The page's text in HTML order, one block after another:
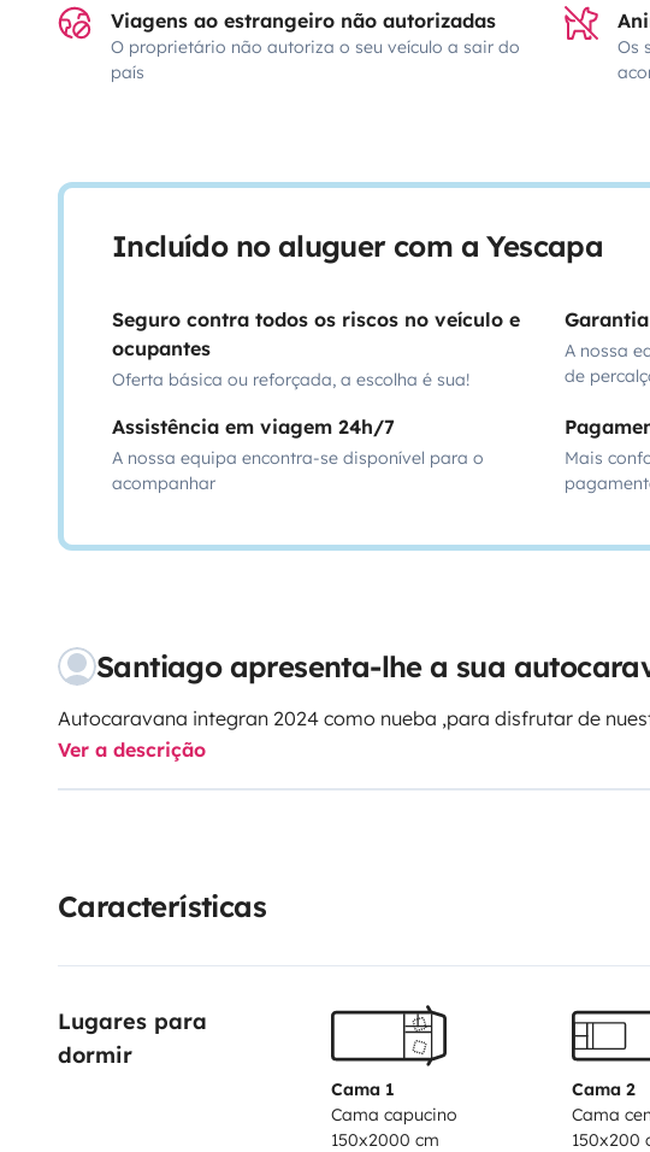
Viagens ao estrangeiro não autorizadas
O proprietário não autoriza o seu veículo a sair do
país
Os
Incluído no aluguer com a Yescapa
Seguro contra todos os riscos no veículo e
ocupantes
Oferta básica ou reforçada, a escolha é sua!
A nossa
de
Assistência em viagem 24h/7
A nossa equipa encontra-se disponível para o
acompanhar
Mais
Santiago apresenta-lhe a sua
Autocaravana integran 2024 como nueba ,para disfrutar de
Ver a descrição
Características
Lugares para
dormir
Cama 1
Cama capucino
150x2000 cm
Cama 2
Cama
150x200